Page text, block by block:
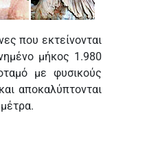
που εκτείνονται
μήκος 1.980
με φυσικούς
αποκαλύπτονται